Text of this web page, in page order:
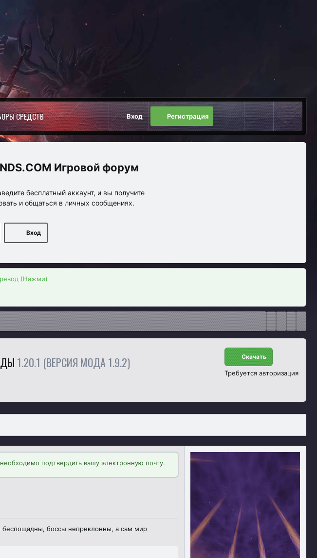
СРЕДСТВ Вход Регистрация
Игровой форум
бесплатный аккаунт, и вы получите
и общаться в личных сообщениях.
Вход
(Нажми)
1.20.1 (ВЕРСИЯ МОДА 1.9.2) Скачать
Требуется авторизация
подтвердить вашу электронную почту.
беспощадны, боссы непреклонны, а сам мир